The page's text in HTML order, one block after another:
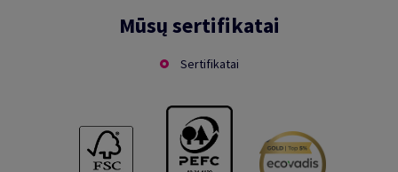
Mūsų sertifikatai
Sertifikatai